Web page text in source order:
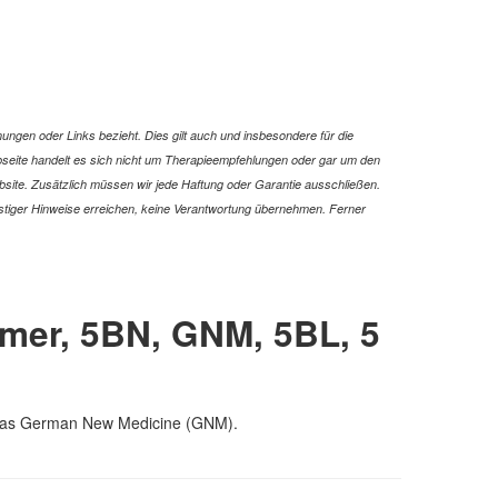
oder Links bezieht. Dies gilt auch und insbesondere für die
handelt es sich nicht um Therapieempfehlungen oder gar um den
Zusätzlich müssen wir jede Haftung oder Garantie ausschließen.
Hinweise erreichen, keine Verantwortung übernehmen. Ferner
5BN, GNM, 5BL, 5
German New Medicine (GNM).